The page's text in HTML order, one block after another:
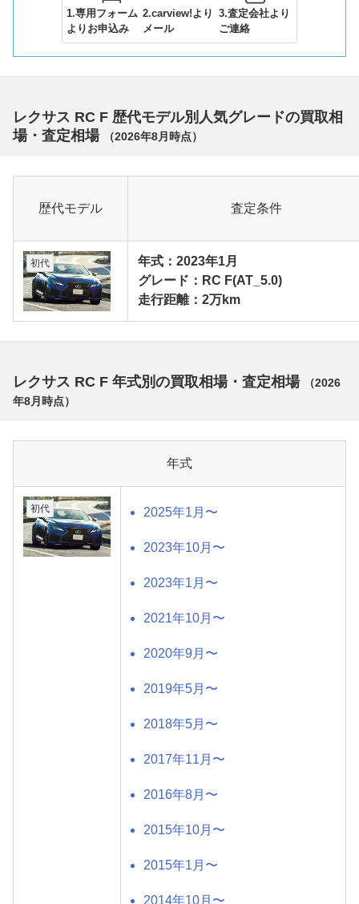
1.専用フォーム
よりお申込み
2.carview!より
メール
3.査定会社より
ご連絡
レクサス RC F 歴代モデル別人気グレードの買取相
場・査定相場
（2026年8月 時点）
歴代モデル 査定条件
初代
年式：2023年1月
グレード：RC F(AT_5.0)
走行距離：2万km
レクサス RC F 年式別の買取相場・査定相場 （2026
年8月 時点）
年式
初代 2025年1月〜
2023年10月〜
2023年1月〜
2021年10月〜
2020年9月〜
2019年5月〜
2018年5月〜
2017年11月〜
2016年8月〜
2015年10月〜
2015年1月〜
2014年10月〜